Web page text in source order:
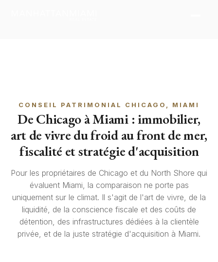
CONSEIL PATRIMONIAL CHICAGO, MIAMI
De Chicago à Miami : immobilier,
art de vivre du froid au front de mer,
fiscalité et stratégie d'acquisition
Pour les propriétaires de Chicago et du North Shore qui
évaluent Miami, la comparaison ne porte pas
uniquement sur le climat. Il s'agit de l'art de vivre, de la
liquidité, de la conscience fiscale et des coûts de
détention, des infrastructures dédiées à la clientèle
privée, et de la juste stratégie d'acquisition à Miami.